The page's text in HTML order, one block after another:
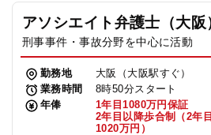
アソシエイト弁護士（大阪
刑事事件・事故分野を中心に活動
勤務地
大阪（大阪駅すぐ）
業務時間
8時50分スタート
年俸
1年目1080万円保証
2年目以降歩合制（2年
1020万円）
プライバシーポリシー 利用規約
TikTok受賞 定義集